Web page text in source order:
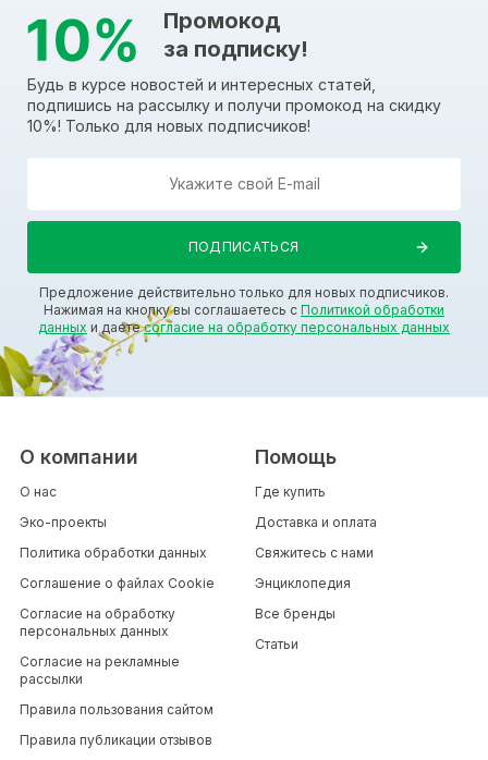
Промокод
за подписку!
Будь в курсе новостей и интересных статей,
подпишись на рассылку и получи промокод на скидку
10%! Только для новых подписчиков!
Предложение действительно только для новых подписчиков.
Нажимая на кнопку вы соглашаетесь с Политикой обработки
данных и даетесогласие на обработку персональных данных
О компании
О нас
Эко-проекты
Политика обработки данных
Соглашение о файлах Cookie
Согласие на обработку
персональных данных
Согласие на рекламные
рассылки
Правила пользования сайтом
Правила публикации отзывов
Помощь
Где купить
Доставка и оплата
Свяжитесь с нами
Энциклопедия
Все бренды
Статьи